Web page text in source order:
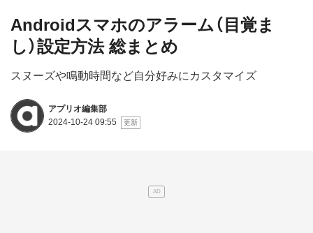
Androidスマホのアラーム（目覚ま
し）設定方法 総まとめ
スヌーズや鳴動時間など自分好みにカスタマイズ
アプリオ編集部
2024-10-24 09:55